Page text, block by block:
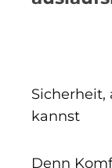
Sicherheit,
kannst
Denn